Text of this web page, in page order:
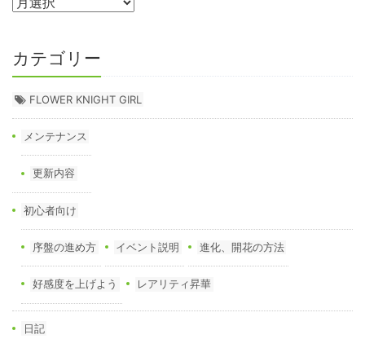
カテゴリー
FLOWER KNIGHT GIRL
メンテナンス
更新内容
初心者向け
序盤の進め方 イベント説明 進化、開花の方法
好感度を上げよう レアリティ昇華
日記